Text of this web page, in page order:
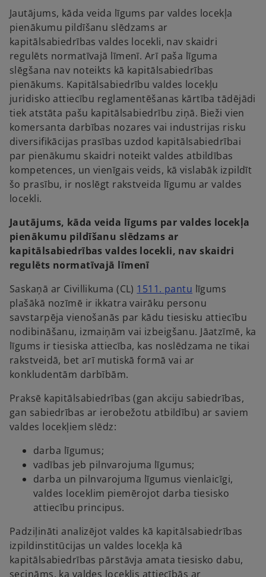
t
w
b
n
n
a
b
Jautājums, kāda veida līgums par valdes locekļa
pienākumu pildīšanu slēdzams ar
kapitālsabiedrības valdes locekli, nav skaidri
regulēts normatīvajā līmenī. Arī paša līguma
slēgšana nav noteikts kā kapitālsabiedrības
pienākums. Kapitālsabiedrību valdes locekļu
juridisko attiecību reglamentēšanas kārtība tādējādi
tiek atstāta pašu kapitālsabiedrību ziņā. Bieži vien
komersanta darbības nozares vai industrijas risku
diversifikācijas prasības uzdod kapitālsabiedrībai
par pienākumu skaidri noteikt valdes atbildības
kompetences, un vienīgais veids, kā vislabāk izpildīt
šo prasību, ir noslēgt rakstveida līgumu ar valdes
locekli.
Jautājums, kāda veida līgums par valdes locekļa
pienākumu pildīšanu slēdzams ar
kapitālsabiedrības valdes locekli, nav skaidri
regulēts normatīvajā līmenī
Saskaņā ar Civillikuma (CL) 1511. pantu o
p
e
n
s
i
n
e
b
līgums
plašākā nozīmē ir ikkatra vairāku personu
savstarpēja vienošanās par kādu tiesisku attiecību
nodibināšanu, izmaiņām vai izbeigšanu. Jāatzīmē, ka
līgums ir tiesiska attiecība, kas noslēdzama ne tikai
rakstveidā, bet arī mutiskā formā vai ar
konkludentām darbībām.
Praksē kapitālsabiedrības (gan akciju sabiedrības,
gan sabiedrības ar ierobežotu atbildību) ar saviem
valdes locekļiem slēdz:
darba līgumus;
vadības jeb pilnvarojuma līgumus;
darba un pilnvarojuma līgumus vienlaicīgi,
valdes loceklim piemērojot darba tiesisko
attiecību principus.
Padziļināti analizējot valdes kā kapitālsabiedrības
izpildinstitūcijas un valdes locekļa kā
kapitālsabiedrības pārstāvja amata tiesisko dabu,
secināms, ka valdes loceklis attiecībās ar